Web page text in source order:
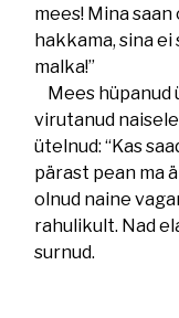
mees! Mina
hakkama, sina
malka!”
Mees hüpanud
virutanud
ütelnud: “Kas
pärast pean ma
olnud naine
rahulikult. Nad
surnud.